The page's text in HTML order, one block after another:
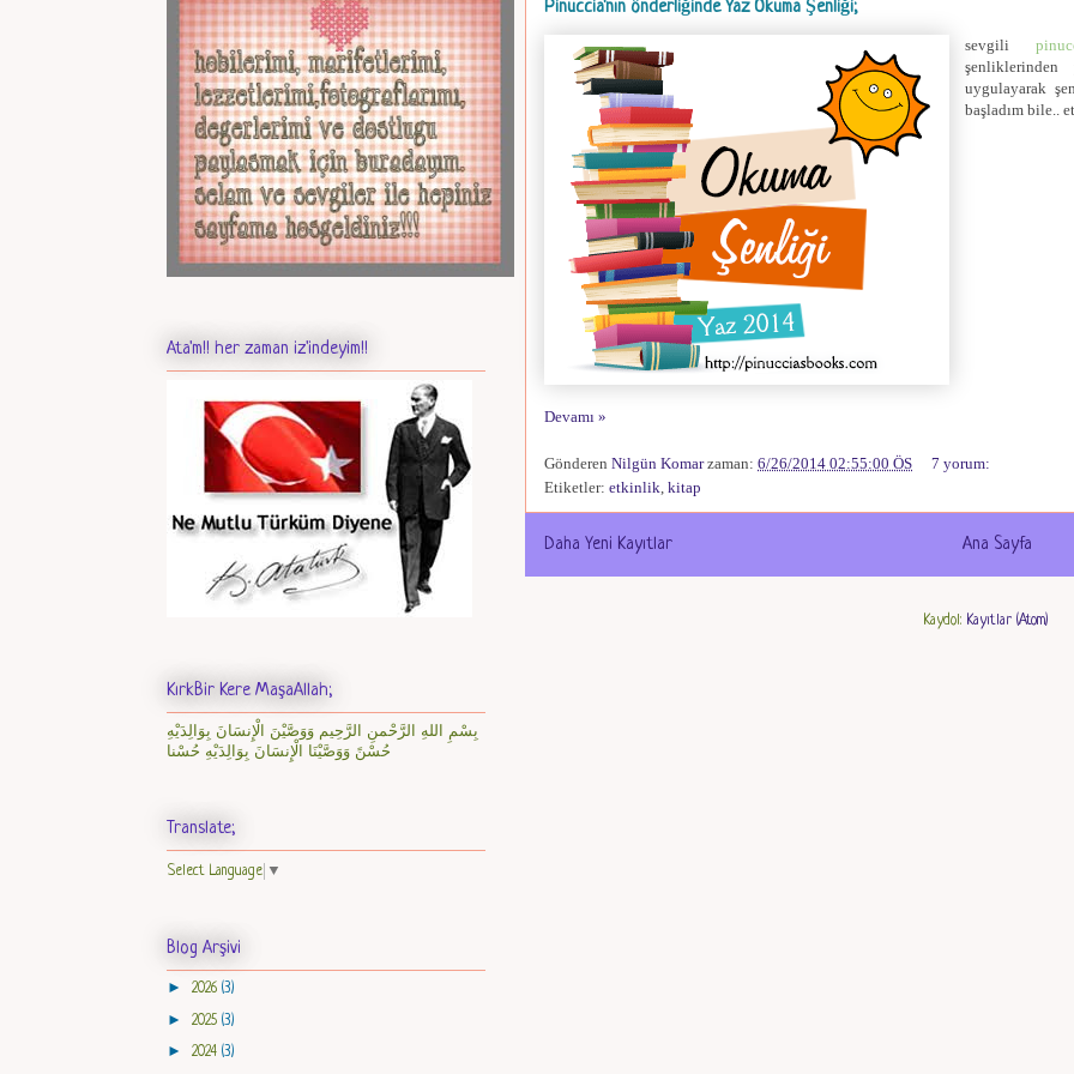
Pinuccia'nın önderliğinde Yaz Okuma Şenliği;
sevgili
şenliklerinden
uygulayarak
başladım bile..
Devamı »
Gönderen Nilgün Komar zaman: 6/26/2014 02:55:00 ÖS
7 yorum:
Etiketler: etkinlik kitap
Daha Yeni Kayıtlar Ana Sayfa
Kaydol: Kayıtlar (Atom)
Ata'm!! her zaman iz'indeyim!!
KırkBir Kere MaşaAllah;
بِسْمِ اللهِ الرَّحْمنِ الرَّحِيم وَوَصَّيْنَ الْإِنسَانَ بِوَالِدَيْهِ
حُسْنً وَوَصَّيْنَا الْإِنسَانَ بِوَالِدَيْهِ حُسْنا
Translate;
Select Language ▼
Blog Arşivi
► 2026 (3)
► 2025 (3)
► 2024 (3)